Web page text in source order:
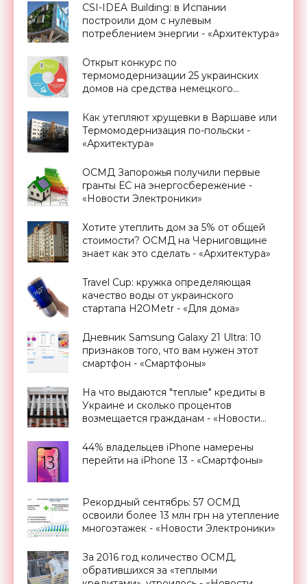
CSI-IDEA Building: в Испании
построили дом с нулевым
потреблением энергии - «Архитектура»
Открыт конкурс по
термомодернизации 25 украинских
домов на средства немецкого
Электроники»
Как утепляют хрущевки в Варшаве или
Термомодернизация по-польски -
«Архитектура»
ОСМД Запорожья получили первые
гранты ЕС на энергосбережение -
«Новости Электроники»
Хотите утеплить дом за 5% от общей
стоимости? ОСМД на Черниговщине
знает как это сделать - «Архитектура»
Travel Cup: кружка определяющая
качество воды от украинского
стартапа H2OMetr - «Для дома»
Дневник Samsung Galaxy 21 Ultra: 10
признаков того, что вам нужен этот
смартфон - «Смартфоны»
На что выдаются "теплые" кредиты в
Украине и сколько процентов
возмещается гражданам - «Новости
44% владельцев iPhone намерены
перейти на iPhone 13 - «Смартфоны»
Рекордный сентябрь: 57 ОСМД
освоили более 13 млн грн на утепление
многоэтажек - «Новости Электроники»
За 2016 год количество ОСМД,
обратившихся за «теплыми